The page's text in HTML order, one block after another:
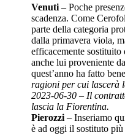
Venuti – Poche
scadenza. Come
parte della categoria
dalla primavera viola,
efficacemente
anche lui proveniente
quest’anno ha fatto
ragioni per cui lascerà
2023-06-30 – Il
lascia la Fiorentina.
Pierozzi – Inseriamo
è ad oggi il sostituto